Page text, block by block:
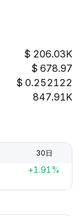
206.03K
678.97
0.252122
847.91K
30日
+1.91%